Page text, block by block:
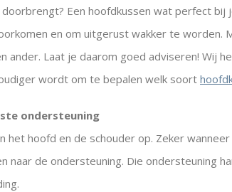
Een hoofdkussen wat perfect bij
en om uitgerust wakker te worden.
ander. Laat je daarom goed adviseren! Wij
wordt om te bepalen welk soort
ondersteuning
hoofd en de schouder op. Zeker
naar de ondersteuning. Die ondersteuning